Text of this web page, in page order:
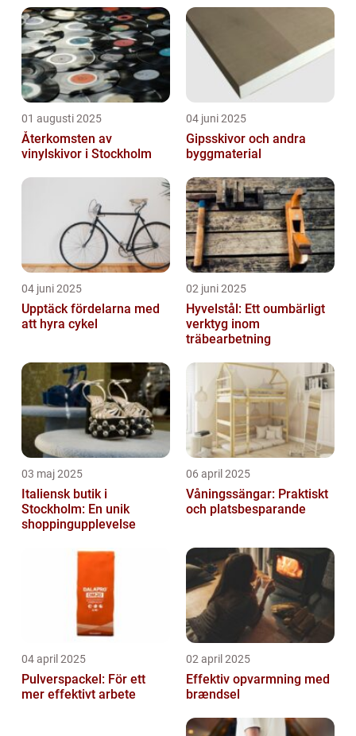
01 augusti 2025
Återkomsten av
vinylskivor i Stockholm
04 juni 2025
Gipsskivor och andra
byggmaterial
04 juni 2025
Upptäck fördelarna med
att hyra cykel
02 juni 2025
Hyvelstål: Ett oumbärligt
verktyg inom
träbearbetning
03 maj 2025
Italiensk butik i
Stockholm: En unik
shoppingupplevelse
06 april 2025
Våningssängar: Praktiskt
och platsbesparande
04 april 2025
Pulverspackel: För ett
mer effektivt arbete
02 april 2025
Effektiv opvarmning med
brændsel